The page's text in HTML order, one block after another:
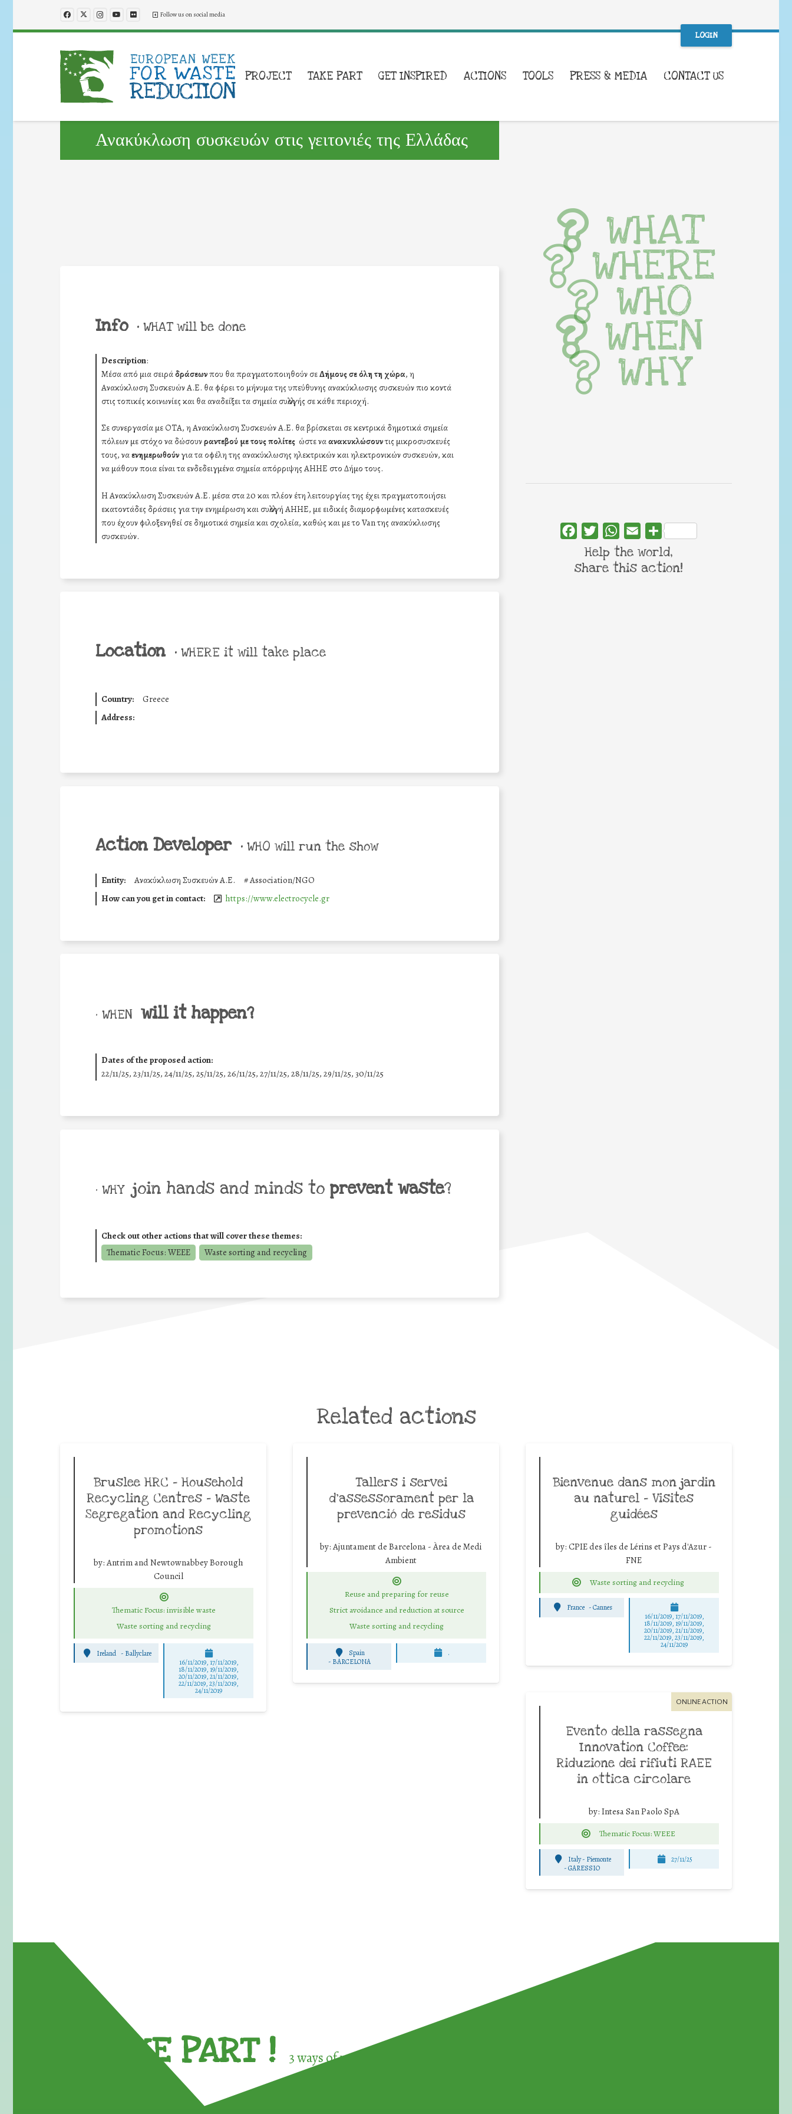
Follow us on social media
LOGIN
PROJECT TAKE PART GET INSPIRED ACTIONS TOOLS PRESS & MEDIA CONTACT US
Ανακύκλωση συσκευών στις γειτονιές της Ελλάδας
Info • WHAT will be done
Description:
Μέσα από μια σειράδράσεωνπου θα πραγματοποιηθούν σεΔήμους σε όλη τη χώρα, η
Ανακύκλωση Συσκευών Α.Ε. θα φέρει το μήνυμα της υπεύθυνης ανακύκλωσης συσκευών πιο κοντά
στις τοπικές κοινωνίες και θα αναδείξει τα σημεία συλλογής σε κάθε περιοχή.
Σε συνεργασία με ΟΤΑ, η Ανακύκλωση Συσκευών Α.Ε. θα βρίσκεται σε κεντρικά δημοτικά σημεία
πόλεων με στόχο να δώσουνραντεβού με τους πολίτεςώστε ναανακυκλώσουντις μικροσυσκευές
τους, ναενημερωθούνγια τα οφέλη της ανακύκλωσης ηλεκτρικών και ηλεκτρονικών συσκευών, και
να μάθουν ποια είναι τα ενδεδειγμένα σημεία απόρριψης ΑΗΗΕ στο Δήμο τους.
Η Ανακύκλωση Συσκευών Α.Ε. μέσα στα 20 και πλέον έτη λειτουργίας της έχει πραγματοποιήσει
εκατοντάδες δράσεις για την ενημέρωση και συλλογή ΑΗΗΕ, με ειδικές διαμορφωμένες κατασκευές
που έχουν φιλοξενηθεί σε δημοτικά σημεία και σχολεία, καθώς και με το Van της ανακύκλωσης
συσκευών.
Location • WHERE it will take place
Country:
Greece
Address:
Action Developer • WHO will run the show
Entity: Ανακύκλωση Συσκευών Α.Ε. #Association/NGO
How can you get in contact:
https://www.electrocycle.gr
• WHEN will it happen?
Dates of the proposed action:
22/11/25, 23/11/25, 24/11/25, 25/11/25, 26/11/25, 27/11/25, 28/11/25, 29/11/25, 30/11/25
• WHY join hands and minds to prevent waste?
Check out other actions that will cover these themes:
Thematic Focus: WEEE
Waste sorting and recycling
WHAT
WHERE
WHO
WHEN
WHY
FacebookTwitterWhatsApp
Email Share
Help the world,
share this action!
Related actions
Bruslee HRC – Household
Recycling Centres – Waste
Segregation and Recycling
promotions
by:Antrim and Newtownabbey Borough
Council
Thematic Focus: invisible waste
Waste sorting and recycling
Ireland - Ballyclare
16/11/2019, 17/11/2019,
18/11/2019, 19/11/2019,
20/11/2019, 21/11/2019,
22/11/2019, 23/11/2019,
24/11/2019
Tallers i servei
d’assessorament per la
prevenció de residus
by:Ajuntament de Barcelona - Àrea de Medi
Ambient
Reuse and preparing for reuse
Strict avoidance and reduction at source
Waste sorting and recycling
Spain
- BARCELONA
.
Bienvenue dans mon jardin
au naturel – Visites
guidées
by: CPIE des îles de Lérins et Pays d'Azur -
FNE
Waste sorting and recycling
France -Cannes
16/11/2019, 17/11/2019,
18/11/2019, 19/11/2019,
20/11/2019, 21/11/2019,
22/11/2019, 23/11/2019,
24/11/2019
ONLINE ACTION
Evento della rassegna
Innovation Coffee:
Riduzione dei rifiuti RAEE
in ottica circolare
by: Intesa San Paolo SpA
Thematic Focus: WEEE
Italy - Piemonte
-GARESSIO
27/11/25
TAKE PART ! 3 ways of participating in the